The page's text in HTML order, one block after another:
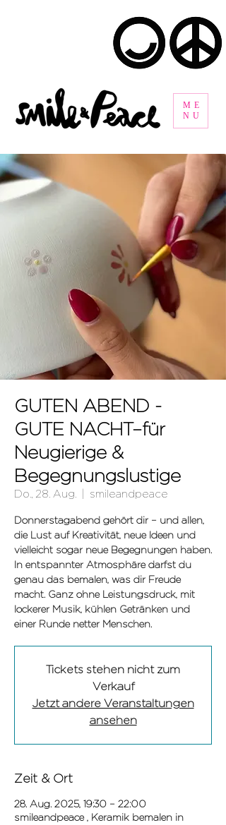
ME
NU
GUTEN ABEND -
GUTE NACHT–für
Neugierige &
Begegnungslustige
Do., 28. Aug. smileandpeace
Donnerstagabend gehört dir – und allen,
die Lust auf Kreativität, neue Ideen und
vielleicht sogar neue Begegnungen haben.
In entspannter Atmosphäre darfst du
genau das bemalen, was dir Freude
macht. Ganz ohne Leistungsdruck, mit
lockerer Musik, kühlen Getränken und
einer Runde netter Menschen.
Tickets stehen nicht zum
Verkauf
Jetzt andere Veranstaltungen
ansehen
Zeit & Ort
28. Aug. 2025, 19:30 – 22:00
smileandpeace , Keramik bemalen in